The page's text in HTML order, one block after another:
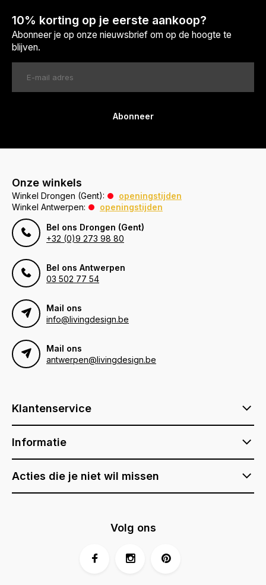
10% korting op je eerste aankoop?
Abonneer je op onze nieuwsbrief om op de hoogte te
blijven.
Abonneer
Onze winkels
Winkel Drongen (Gent):
openingstijden
Winkel Antwerpen:
openingstijden
Bel ons Drongen (Gent)
+32 (0)9 273 98 80
Bel ons Antwerpen
03 502 77 54
Mail ons
info@livingdesign.be
Mail ons
antwerpen@livingdesign.be
Klantenservice
Informatie
Acties die je niet wil missen
Volg ons